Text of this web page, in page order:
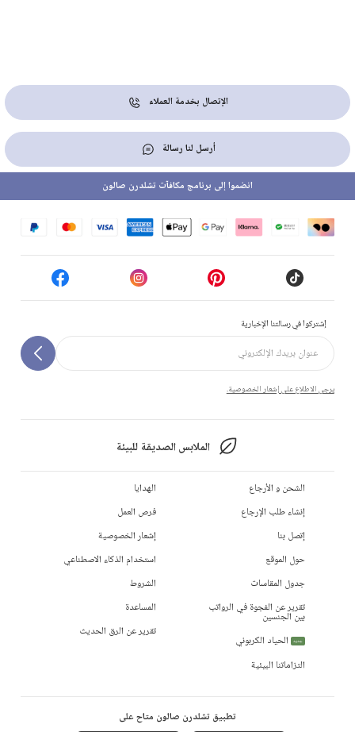
الإتصال بخدمة العملاء
أرسل لنا رسالة
إشتركوا في رسالتنا الإخبارية
يرجى الاطلاع على إشعار الخصوصية.
الملابس الصديقة للبيئة
انضموا إلى برنامج مكافآت تشلدرن صالون
الشحن و الأرجاع
إنشاء طلب الإرجاع
إتصل بنا
حول الموقع
جدول المقاسات
تقرير عن الفجوة في الرواتب
بين الجنسين
جديد
الحياد الكربوني
التزاماتنا البيئية
الهدايا
فرص العمل
إشعار الخصوصية
استخدام الذكاء الاصطناعي
الشروط
المساعدة
تقرير عن الرق الحديث
تطبيق تشلدرن صالون متاح على